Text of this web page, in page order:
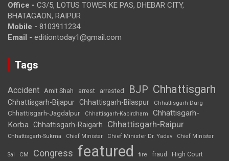
Office - C3/5, LOTUS TOWER KE PAS, DHEBAR CITY,
BHATAGAON, RAIPUR
Mobile - 8103911234
Email - editiontoday1@gmail.com
Tags
Accident Amit Shah arrest arrested BJP Chhattisgarh
Chhattisgarh-Bijapur Chhattisgarh-Bilaspur Chhattisgarh-Durg
Chhattisgarh-Jagdalpur Chhattisgarh-Kabirdham
Chhattisgarh-
Korba Chhattisgarh-Raigarh Chhattisgarh-Raipur
Chhattisgarh-Sukma Chief Minister Chief Minister Dr. Yadav Chief Minister
Sai CM Congress featured fire fraud High Court